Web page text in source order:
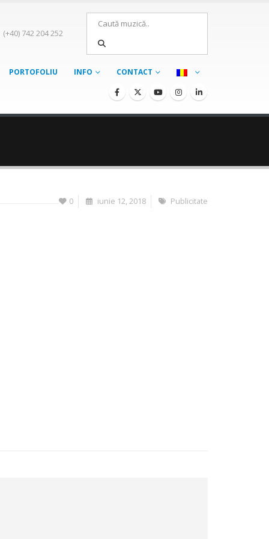
(+40) 742 204 252
PORTOFOLIU INFO CONTACT
0 iunie 12, 2018 Publicitate